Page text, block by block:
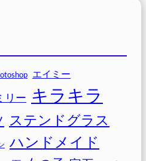
エイミー
リー キラキラ
ステンドグラス
ハンドメイド